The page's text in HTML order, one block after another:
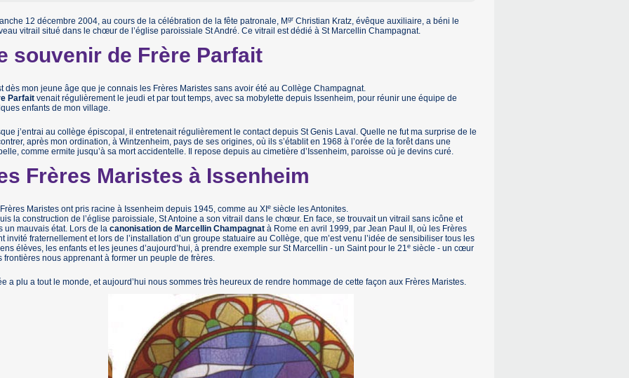
12 décembre 2004, au cours de la célébration de la fête patronale, M grChristian Kratz, évêque auxiliaire, a béni le
vitrail situé dans le chœur de l’église paroissiale St André. Ce vitrail est dédié à St Marcellin Champagnat.
souvenir de Frère Parfait
dès mon jeune âge que je connais les Frères Maristes sans avoir été au Collège Champagnat.
Parfaitvenait régulièrement le jeudi et par tout temps, avec sa mobylette depuis Issenheim, pour réunir une équipe de
enfants de mon village.
j’entrai au collège épiscopal, il entretenait régulièrement le contact depuis St Genis Laval. Quelle ne fut ma surprise de le
après mon ordination, à Wintzenheim, pays de ses origines, où ils s’établit en 1968 à l’orée de la forêt dans une
comme ermite jusqu’à sa mort accidentelle. Il repose depuis au cimetière d’Issenheim, paroisse où je devins curé.
Frères Maristes à Issenheim
Maristes ont pris racine à Issenheim depuis 1945, comme au XI esiècle les Antonites.
la construction de l’église paroissiale, St Antoine a son vitrail dans le chœur. En face, se trouvait un vitrail sans icône et
un mauvais état. Lors de la canonisation de Marcellin Champagnatà Rome en avril 1999, par Jean Paul II, où les Frères
invité fraternellement et lors de l’installation d’un groupe statuaire au Collège, que m’est venu l’idée de sensibiliser tous les
élèves, les enfants et les jeunes d’aujourd’hui, à prendre exemple sur St Marcellin - un Saint pour le 21esiècle - un cœur
frontières nous apprenant à former un peuple de frères.
a plu a tout le monde, et aujourd’hui nous sommes très heureux de rendre hommage de cette façon aux Frères Maristes.